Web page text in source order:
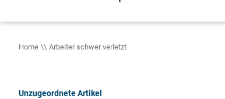
Home Arbeiter schwer verletzt
Unzugeordnete Artikel